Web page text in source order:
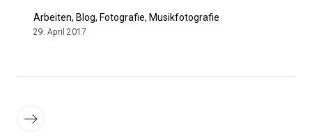
Arbeiten, Blog, Fotografie, Musikfotografie
29. April 2017
derBeiträge